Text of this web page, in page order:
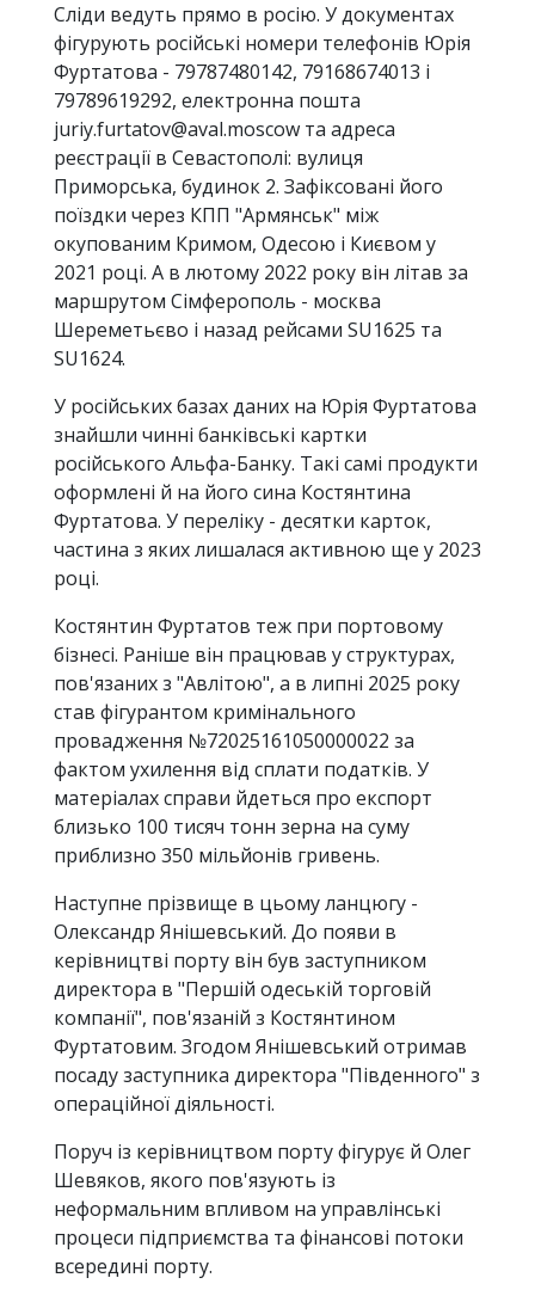
Сліди ведуть прямо в росію. У документах
фігурують російські номери телефонів Юрія
Фуртатова - 79787480142, 79168674013 і
79789619292, електронна пошта
juriy.furtatov@aval.moscow та адреса
реєстрації в Севастополі: вулиця
Приморська, будинок 2. Зафіксовані його
поїздки через КПП "Армянськ" між
окупованим Кримом, Одесою і Києвом у
2021 році. А в лютому 2022 року він літав за
маршрутом Сімферополь - москва
Шереметьєво і назад рейсами SU1625 та
SU1624.
У російських базах даних на Юрія Фуртатова
знайшли чинні банківські картки
російського Альфа-Банку. Такі самі продукти
оформлені й на його сина Костянтина
Фуртатова. У переліку - десятки карток,
частина з яких лишалася активною ще у 2023
році.
Костянтин Фуртатов теж при портовому
бізнесі. Раніше він працював у структурах,
пов'язаних з "Авлітою", а в липні 2025 року
став фігурантом кримінального
провадження №72025161050000022 за
фактом ухилення від сплати податків. У
матеріалах справи йдеться про експорт
близько 100 тисяч тонн зерна на суму
приблизно 350 мільйонів гривень.
Наступне прізвище в цьому ланцюгу -
Олександр Янішевський. До появи в
керівництві порту він був заступником
директора в "Першій одеській торговій
компанії", пов'язаній з Костянтином
Фуртатовим. Згодом Янішевський отримав
посаду заступника директора "Південного" з
операційної діяльності.
Поруч із керівництвом порту фігурує й Олег
Шевяков, якого пов'язують із
неформальним впливом на управлінські
процеси підприємства та фінансові потоки
всередині порту.